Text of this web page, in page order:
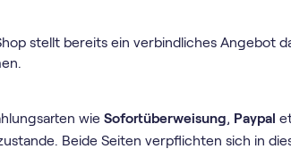
stellt bereits ein verbindliches Angebot
wieSofortüberweisung, Paypal
Beide Seiten verpflichten sich in